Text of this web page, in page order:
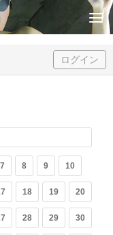
ログイン
7 8 9 10
18 19 20
28 29 30